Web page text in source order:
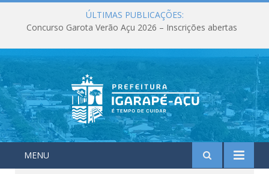
ÚLTIMAS PUBLICAÇÕES:
Concurso Garota Verão Açu 2026 – Inscrições abertas
MENU